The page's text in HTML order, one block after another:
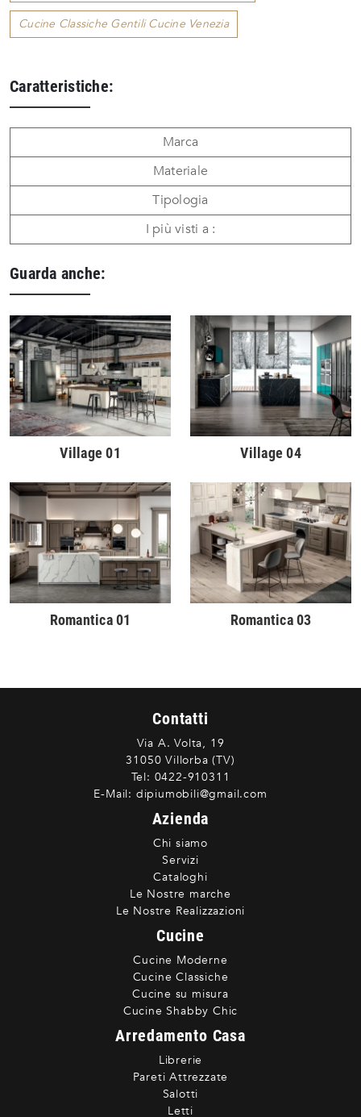
Cucine Classiche Gentili Cucine Venezia
Caratteristiche:
Marca
Materiale
Tipologia
I più visti a :
Guarda anche:
Village 01 Village 04
Romantica 01 Romantica 03
Contatti
Via A. Volta, 19
31050 Villorba (TV)
Tel: 0422-910311
E-Mail: dipiumobili@gmail.com
Azienda
Chi siamo
Servizi
Cataloghi
Le Nostre marche
Le Nostre Realizzazioni
Cucine
Cucine Moderne
Cucine Classiche
Cucine su misura
Cucine Shabby Chic
Arredamento Casa
Librerie
Pareti Attrezzate
Salotti
Letti